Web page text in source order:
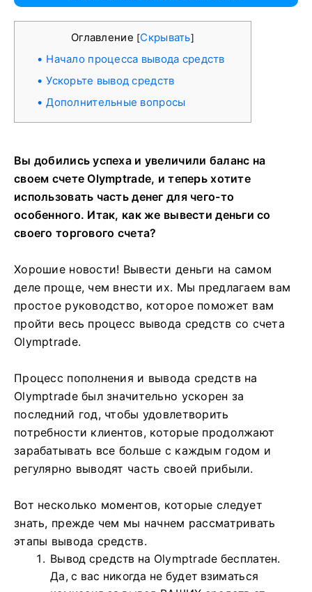
Оглавление [Скрывать]
Начало процесса вывода средств
Ускорьте вывод средств
Дополнительные вопросы
Вы добились успеха и увеличили баланс на
своем счете Olymptrade, и теперь хотите
использовать часть денег для чего-то
особенного. Итак, как же вывести деньги со
своего торгового счета?
Хорошие новости! Вывести деньги на самом
деле проще, чем внести их. Мы предлагаем вам
простое руководство, которое поможет вам
пройти весь процесс вывода средств со счета
Olymptrade.
Процесс пополнения и вывода средств на
Olymptrade был значительно ускорен за
последний год, чтобы удовлетворить
потребности клиентов, которые продолжают
зарабатывать все больше с каждым годом и
регулярно выводят часть своей прибыли.
Вот несколько моментов, которые следует
знать, прежде чем мы начнем рассматривать
этапы вывода средств.
Вывод средств на Olymptrade бесплатен.
Да, с вас никогда не будет взиматься